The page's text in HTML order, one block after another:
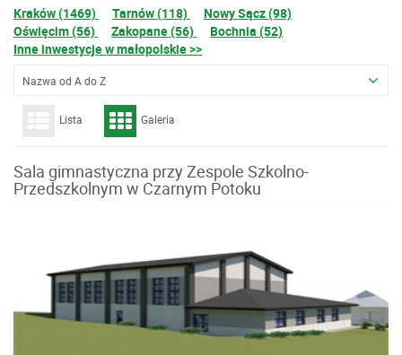
Kraków (1469) Tarnów (118)
Nowy Sącz (98)
Oświęcim (56)
Zakopane (56)
Bochnia (52)
Inne inwestycje w małopolskie >>
Nazwa od A do Z
Lista Galeria
Sala gimnastyczna przy Zespole Szkolno-
Przedszkolnym w Czarnym Potoku